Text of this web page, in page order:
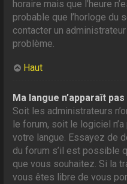
horaire mais que l’heure
probable que l’horloge du
contacter un
problème.
Haut
Ma langue n’apparaît
Soit les administrateurs
le forum, soit le logiciel
votre langue. Essayez de
du forum s’il est possible
que vous souhaitez. Si la
vous êtes libre de vous